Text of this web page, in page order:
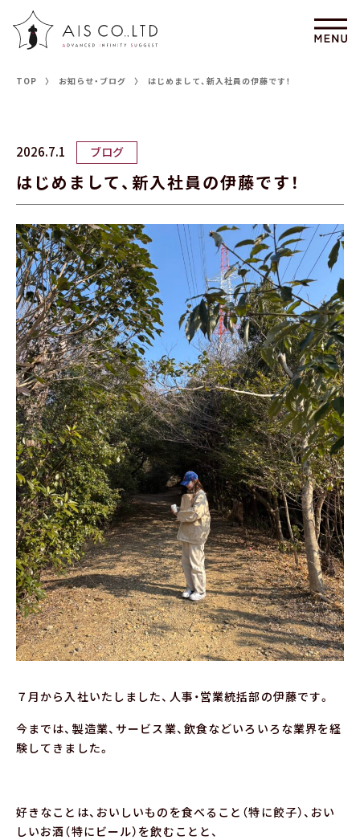
TOP お知らせ・ブログ はじめまして、新入社員の伊藤です！
2026.7.1 ブログ
はじめまして、新入社員の伊藤です！
７月から入社いたしました、人事・営業統括部の伊藤です。
今までは、製造業、サービス業、飲食などいろいろな業界を経
験してきました。
好きなことは、おいしいものを食べること（特に餃子）、おい
しいお酒（特にビール）を飲むことと、